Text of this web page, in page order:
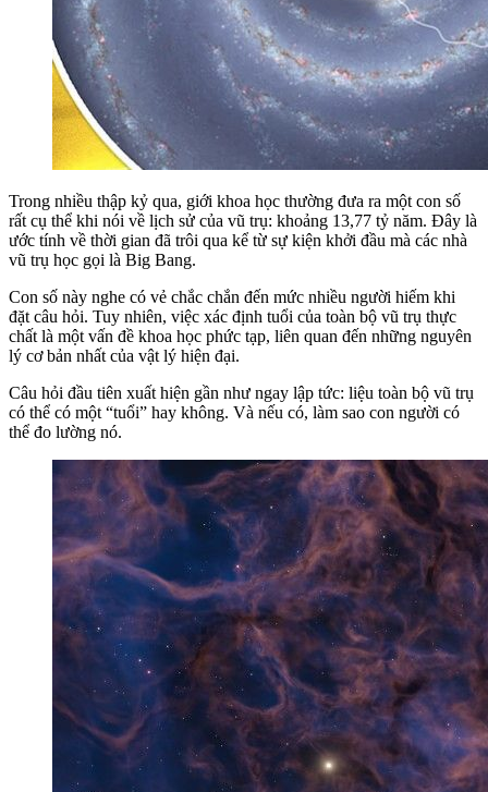
Trong nhiều thập kỷ qua, giới khoa học thường đưa ra một con số
rất cụ thể khi nói về lịch sử của vũ trụ: khoảng 13,77 tỷ năm. Đây là
ước tính về thời gian đã trôi qua kể từ sự kiện khởi đầu mà các nhà
vũ trụ học gọi là Big Bang.
Con số này nghe có vẻ chắc chắn đến mức nhiều người hiếm khi
đặt câu hỏi. Tuy nhiên, việc xác định tuổi của toàn bộ vũ trụ thực
chất là một vấn đề khoa học phức tạp, liên quan đến những nguyên
lý cơ bản nhất của vật lý hiện đại.
Câu hỏi đầu tiên xuất hiện gần như ngay lập tức: liệu toàn bộ vũ trụ
có thể có một “tuổi” hay không. Và nếu có, làm sao con người có
thể đo lường nó.